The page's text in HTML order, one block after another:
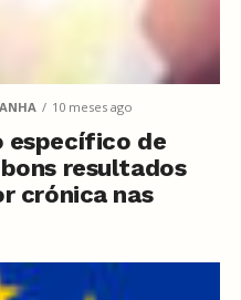
10 meses ago
específico de
resultados
crónica nas